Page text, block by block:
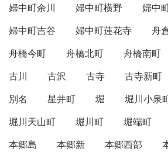
婦中町余川
婦中町横野
婦中
婦中町吉谷
婦中町蓮花寺 舟
舟橋今町
舟橋北町 舟橋南町
古川
古沢 古寺 古寺新町
別名
星井町 堀
堀川小泉
堀川天山町
堀川町 堀端町
本郷島
本郷新 本郷西部